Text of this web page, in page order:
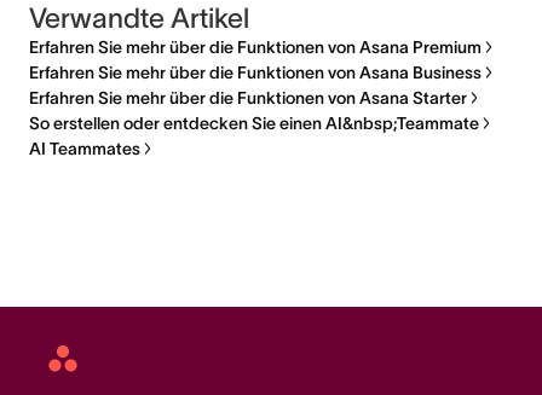
Verwandte Artikel
Erfahren Sie mehr über die Funktionen von Asana Premium
Erfahren Sie mehr über die Funktionen von Asana Business
Erfahren Sie mehr über die Funktionen von Asana Starter
So erstellen oder entdecken Sie einen AI&nbsp;Teammate
AI Teammates
Asana